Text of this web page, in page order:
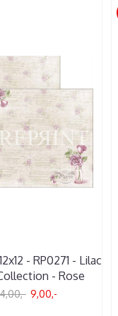
- RP0271 - Lilac
- Rose
9,00,-